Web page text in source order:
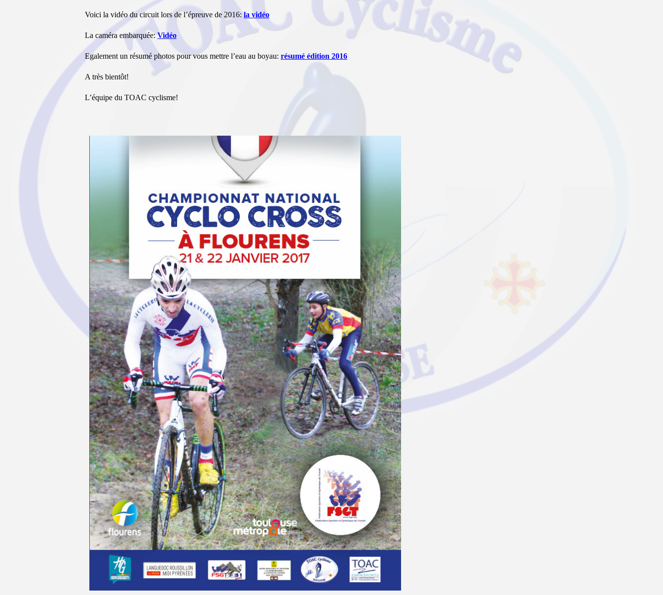
Voici la vidéo du circuit lors de l’épreuve de 2016: la vidéo
La caméra embarquée: Vidéo
Egalement un résumé photos pour vous mettre l’eau au boyau: résumé édition 2016
A très bientôt!
L’équipe du TOAC cyclisme!